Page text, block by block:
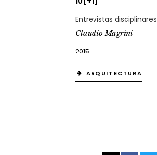
Entrevistas disciplinares
Claudio Magrini
2015
ARQUITECTURA